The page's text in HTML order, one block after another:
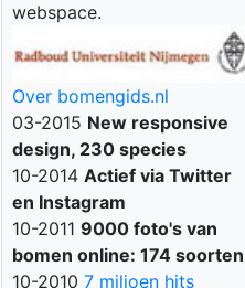
webspace.
Over bomengids.nl
03-2015 New responsive
design, 230 species
10-2014 Actief via Twitter
en Instagram
10-2011 9000 foto's van
bomen online: 174 soorten
10-2010 7 miljoen hits